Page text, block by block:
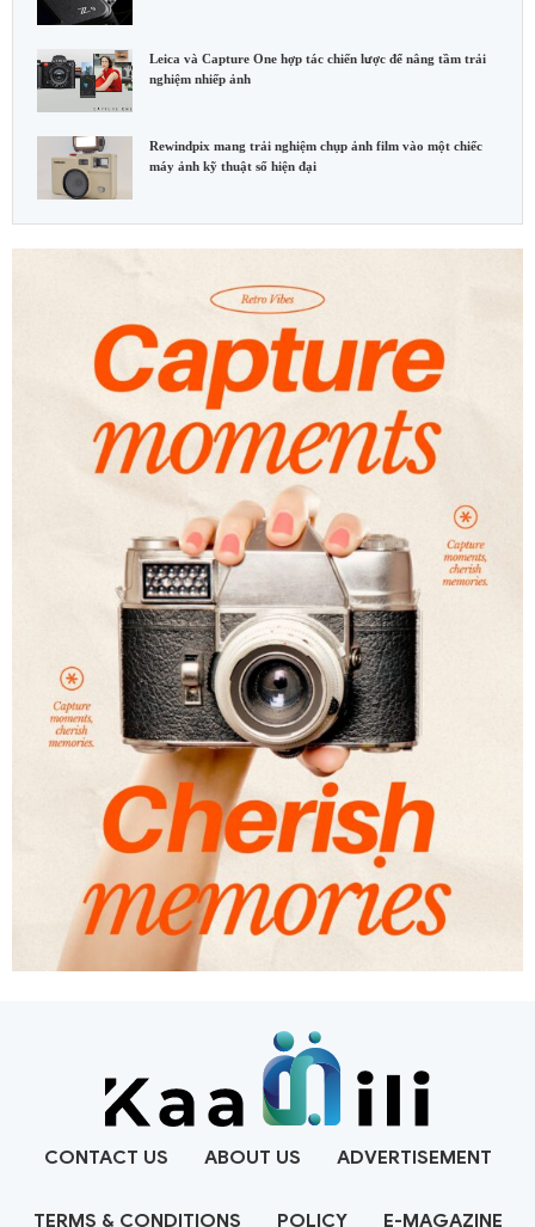
Leica và Capture One hợp tác chiến lược để nâng tầm trải
nghiệm nhiếp ảnh
Rewindpix mang trải nghiệm chụp ảnh film vào một chiếc
máy ảnh kỹ thuật số hiện đại
CONTACT US ABOUT US ADVERTISEMENT
TERMS & CONDITIONS POLICY E-MAGAZINE